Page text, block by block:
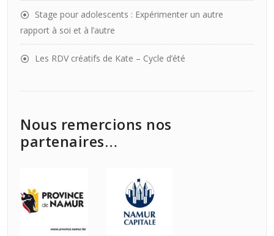
Stage pour adolescents : Expérimenter un autre
rapport à soi et à l’autre
Les RDV créatifs de Kate – Cycle d’été
Nous remercions nos
partenaires…